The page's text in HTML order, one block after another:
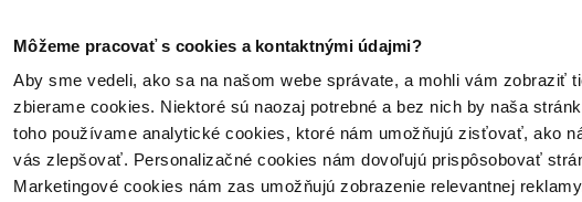
Môžeme pracovať s cookies a kontaktnými údajmi?
Aby sme vedeli, ako sa na našom webe správate, a mohli vám zobraziť
zbierame cookies. Niektoré sú naozaj potrebné a bez nich by naša
toho používame analytické cookies, ktoré nám umožňujú zisťovať, ako
vás zlepšovať. Personalizačné cookies nám dovoľujú prispôsobovať
Marketingové cookies nám zas umožňujú zobrazenie relevantnej
Poukážky Kontakt